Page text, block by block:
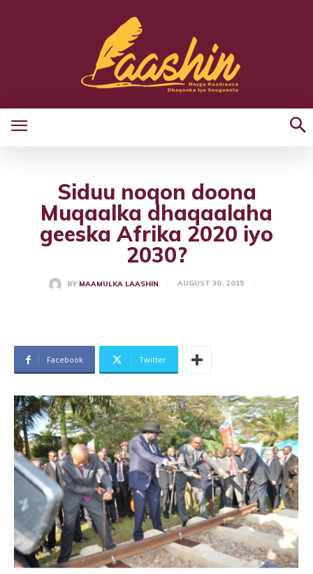
Siduu noqon doona
Muqaalka dhaqaalaha
geeska Afrika 2020 iyo
2030?
BY MAAMULKA LAASHIN AUGUST 30, 2015
Facebook Twitter